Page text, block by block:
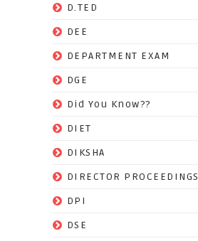
D.TED
DEE
DEPARTMENT EXAM
DGE
Did You Know??
DIET
DIKSHA
DIRECTOR PROCEEDINGS
DPI
DSE